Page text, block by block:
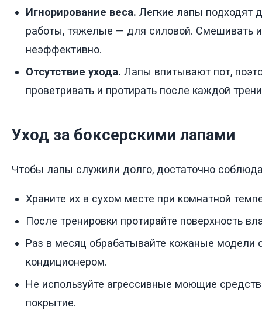
Игнорирование веса. Легкие лапы подходят
работы, тяжелые — для силовой. Смешивать
неэффективно.
Отсутствие ухода. Лапы впитывают пот,
проветривать и протирать после каждой
Уход за боксерскими лапами
Чтобы лапы служили долго, достаточно
Храните их в сухом месте при комнатной
После тренировки протирайте поверхность
Раз в месяц обрабатывайте кожаные модели
кондиционером.
Не используйте агрессивные моющие
покрытие.